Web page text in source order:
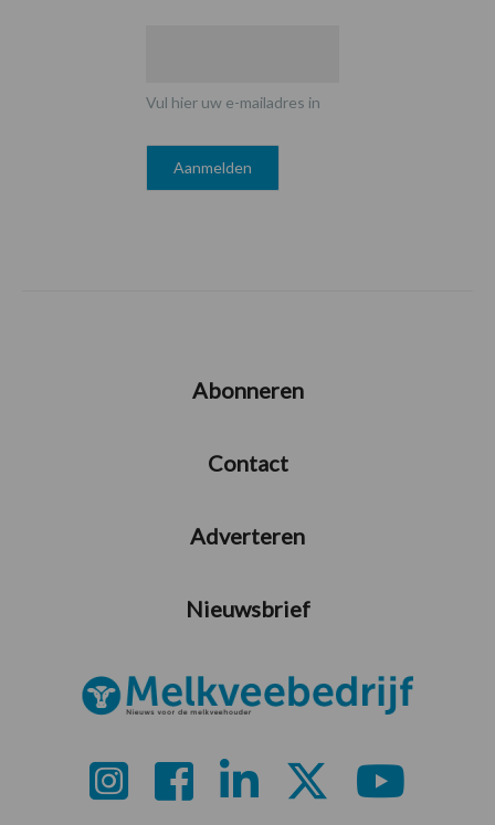
Vul hier uw e-mailadres in
Abonneren
Contact
Adverteren
Nieuwsbrief